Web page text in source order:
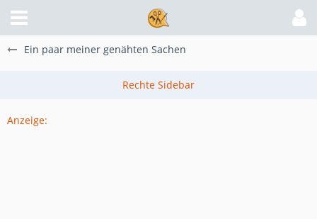
Ein paar meiner genähten Sachen
Anzeige: